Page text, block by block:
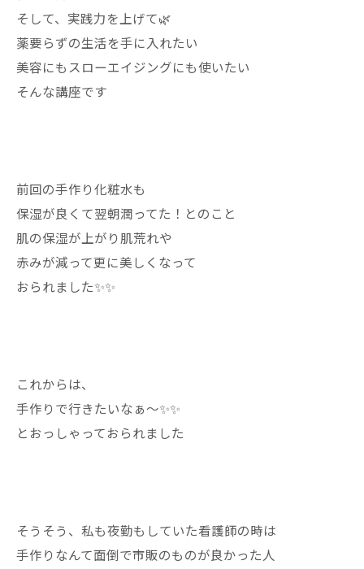
そして、実践力を上げて🌿
薬要らずの生活を手に入れたい
美容にもスローエイジングにも使いたい
そんな講座です
前回の手作り化粧水も
保湿が良くて翌朝潤ってた！とのこと
肌の保湿が上がり肌荒れや
赤みが減って更に美しくなって
おられました✨✨
これからは、
手作りで行きたいなぁ〜✨✨
とおっしゃっておられました
そうそう、私も夜勤もしていた看護師の時は
手作りなんて面倒で市販のものが良かった人